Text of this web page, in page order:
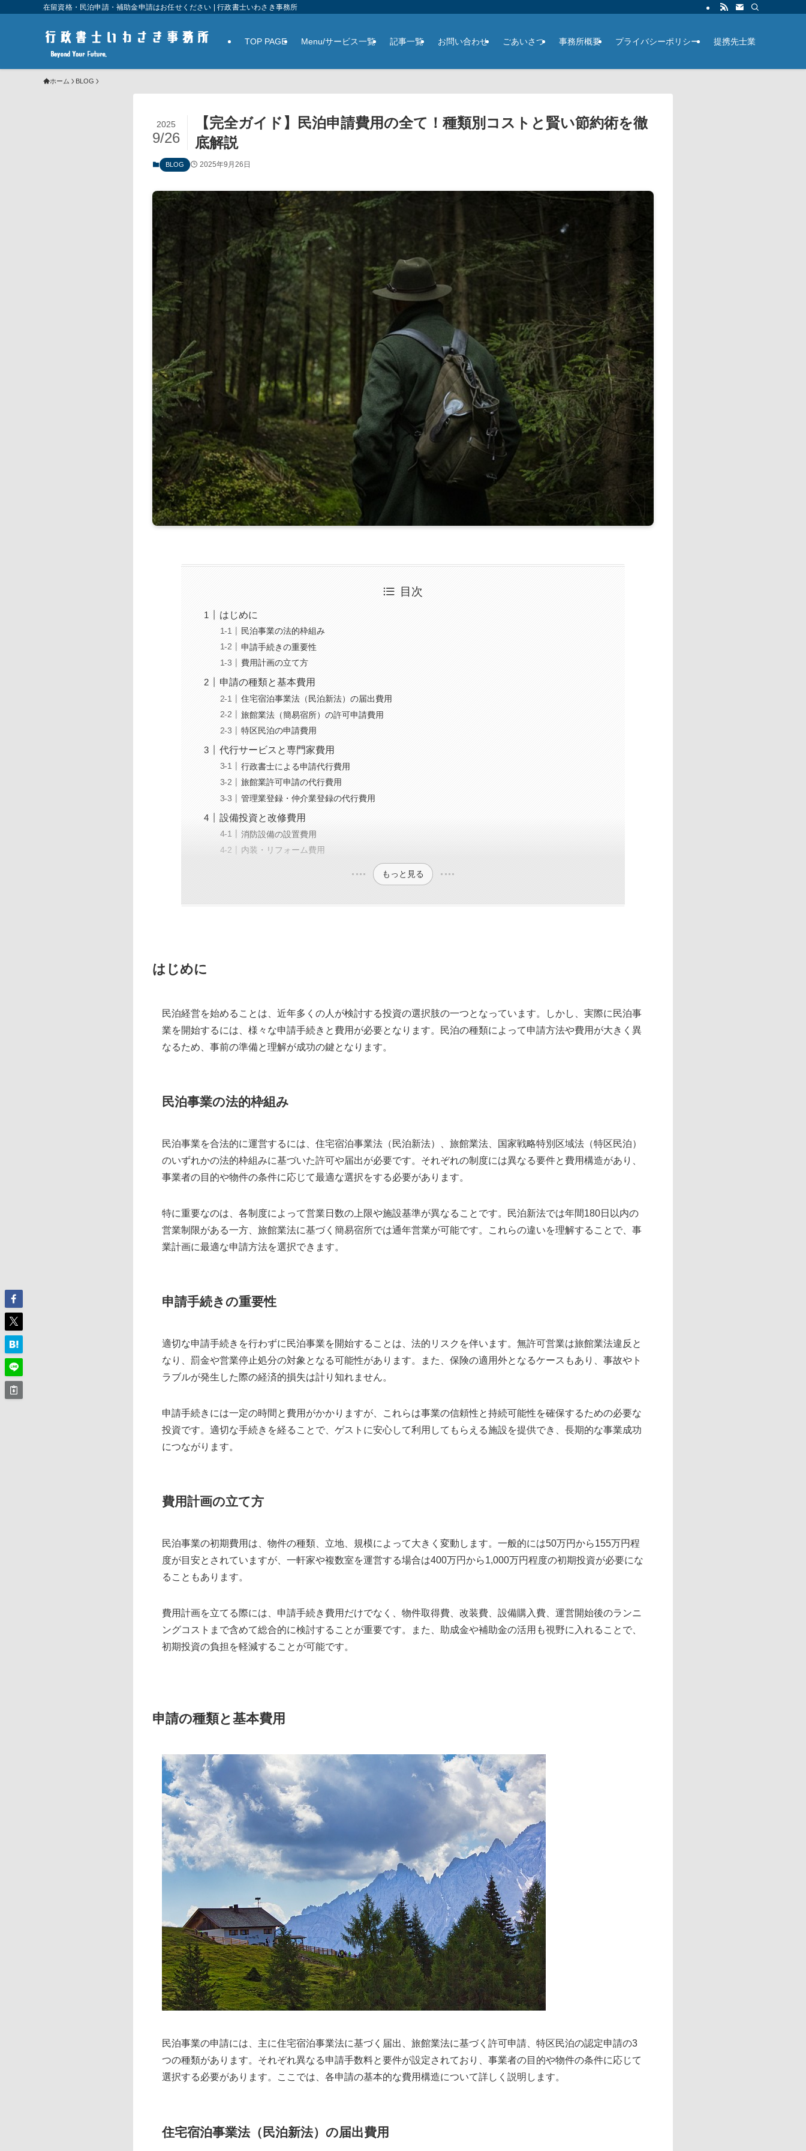
在留資格・民泊申請・補助金申請はお任せください | 行政書士いわさき事務所
TOP PAGE Menu/サービス一覧 記事一覧 お問い合わせ ごあいさつ 事務所概要 プライバシーポリシー 提携先士業
ホーム BLOG
【完全ガイド】民泊申請費用の全て！種類別コストと賢い節約術を徹
底解説
2025
9/26
BLOG 2025年9月26日
目次
はじめに
民泊事業の法的枠組み
申請手続きの重要性
費用計画の立て方
申請の種類と基本費用
住宅宿泊事業法（民泊新法）の届出費用
旅館業法（簡易宿所）の許可申請費用
特区民泊の申請費用
代行サービスと専門家費用
行政書士による申請代行費用
旅館業許可申請の代行費用
管理業登録・仲介業登録の代行費用
設備投資と改修費用
消防設備の設置費用
内装・リフォーム費用
もっと見る
はじめに
民泊経営を始めることは、近年多くの人が検討する投資の選択肢の一つとなっています。しかし、実際に民泊事
業を開始するには、様々な申請手続きと費用が必要となります。民泊の種類によって申請方法や費用が大きく異
なるため、事前の準備と理解が成功の鍵となります。
民泊事業の法的枠組み
民泊事業を合法的に運営するには、住宅宿泊事業法（民泊新法）、旅館業法、国家戦略特別区域法（特区民泊）
のいずれかの法的枠組みに基づいた許可や届出が必要です。それぞれの制度には異なる要件と費用構造があり、
事業者の目的や物件の条件に応じて最適な選択をする必要があります。
特に重要なのは、各制度によって営業日数の上限や施設基準が異なることです。民泊新法では年間180日以内の
営業制限がある一方、旅館業法に基づく簡易宿所では通年営業が可能です。これらの違いを理解することで、事
業計画に最適な申請方法を選択できます。
申請手続きの重要性
適切な申請手続きを行わずに民泊事業を開始することは、法的リスクを伴います。無許可営業は旅館業法違反と
なり、罰金や営業停止処分の対象となる可能性があります。また、保険の適用外となるケースもあり、事故やト
ラブルが発生した際の経済的損失は計り知れません。
申請手続きには一定の時間と費用がかかりますが、これらは事業の信頼性と持続可能性を確保するための必要な
投資です。適切な手続きを経ることで、ゲストに安心して利用してもらえる施設を提供でき、長期的な事業成功
につながります。
費用計画の立て方
民泊事業の初期費用は、物件の種類、立地、規模によって大きく変動します。一般的には50万円から155万円程
度が目安とされていますが、一軒家や複数室を運営する場合は400万円から1,000万円程度の初期投資が必要にな
ることもあります。
費用計画を立てる際には、申請手続き費用だけでなく、物件取得費、改装費、設備購入費、運営開始後のランニ
ングコストまで含めて総合的に検討することが重要です。また、助成金や補助金の活用も視野に入れることで、
初期投資の負担を軽減することが可能です。
申請の種類と基本費用
民泊事業の申請には、主に住宅宿泊事業法に基づく届出、旅館業法に基づく許可申請、特区民泊の認定申請の3
つの種類があります。それぞれ異なる申請手数料と要件が設定されており、事業者の目的や物件の条件に応じて
選択する必要があります。ここでは、各申請の基本的な費用構造について詳しく説明します。
住宅宿泊事業法（民泊新法）の届出費用